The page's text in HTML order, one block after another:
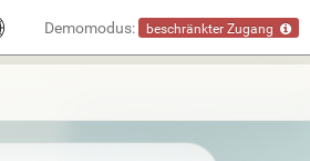
Demomodus: beschränkter Zugang